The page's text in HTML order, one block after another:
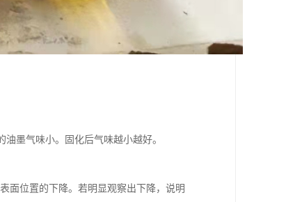
墨气味小。固化后气味越小越好。
面位置的下降。若明显观察出下降，说明